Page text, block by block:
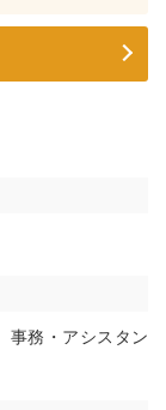
、事務・アシスタン